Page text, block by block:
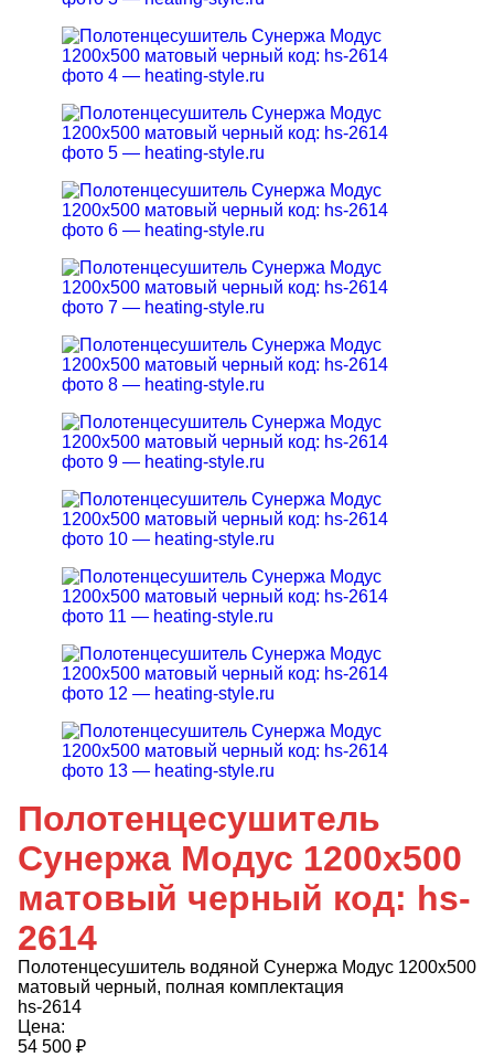
Полотенцесушитель
Сунержа Модус 1200x500
матовый черный код: hs-
2614
Полотенцесушитель водяной Сунержа Модус 1200x500
матовый черный, полная комплектация
hs-2614
Цена:
54 500 ₽